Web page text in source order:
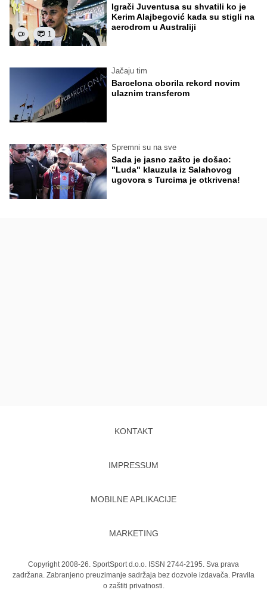
1
Igrači Juventusa su shvatili ko je
Kerim Alajbegović kada su stigli na
aerodrom u Australiji
Jačaju tim
Barcelona oborila rekord novim
ulaznim transferom
Spremni su na sve
Sada je jasno zašto je došao:
"Luda" klauzula iz Salahovog
ugovora s Turcima je otkrivena!
KONTAKT
IMPRESSUM
MOBILNE APLIKACIJE
MARKETING
Copyright 2008-26. SportSport d.o.o. ISSN 2744-2195. Sva prava
zadržana. Zabranjeno preuzimanje sadržaja bez dozvole izdavača. Pravila
o zaštiti privatnosti.